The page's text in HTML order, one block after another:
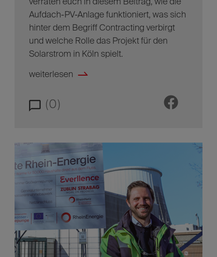
verraten euch in diesem Beitrag, wie die
Aufdach-PV-Anlage funktioniert, was sich
hinter dem Begriff Contracting verbirgt
und welche Rolle das Projekt für den
Solarstrom in Köln spielt.
weiterlesen
(0)